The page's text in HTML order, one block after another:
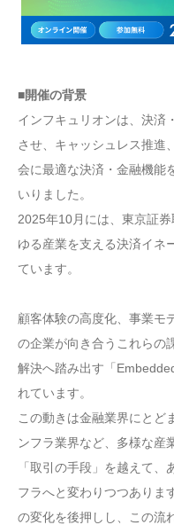
■開催の背景
インフキュリオンは、決済
させ、キャッシュレス推進
会に最適な決済・金融機能
いりました。
2025年10月には、東京証
ゆる産業を支える決済イネ
ています。
顧客体験の高度化、事業モ
の企業が向き合うこれらの
解決へ踏み出す「
れています。
この動きは金融業界にとど
ンフラ業界など、多様な産
「取引の手段」を越えて
フラへと変わりつつありま
の変化を後押しし、この流